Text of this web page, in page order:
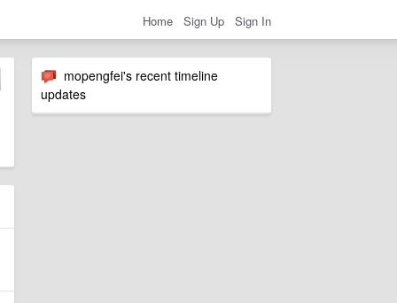
Home Sign Up Sign In
mopengfei's recent timeline
updates